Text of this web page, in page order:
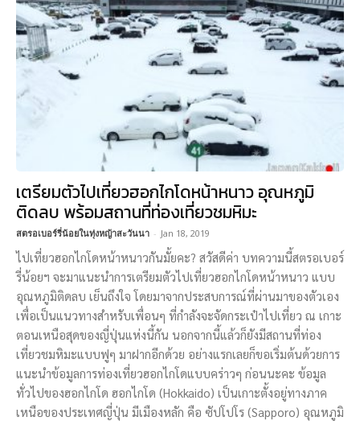
เตรียมตัวไปเที่ยวฮอกไกโดหน้าหนาว อุณหภูมิ
ติดลบ พร้อมสถานที่ท่องเที่ยวชมหิมะ
สตรอเบอร์รี่น้อยในทุ่งหญ้าสะวันนา - Jan 18, 2019
ไปเที่ยวฮอกไกโดหน้าหนาวกันมั้ยคะ? สวัสดีค่า บทความนี้สตรอเบอร์
รี่น้อยฯ จะมาแนะนำการเตรียมตัวไปเที่ยวฮอกไกโดหน้าหนาว แบบ
อุณหภูมิติดลบ เย็นถึงใจ โดยมาจากประสบการณ์ที่ผ่านมาของตัวเอง
เพื่อเป็นแนวทางสำหรับเพื่อนๆ ที่กำลังจะจัดกระเป๋าไปเที่ยว ณ เกาะ
ตอนเหนือสุดของญี่ปุ่นแห่งนี้กัน นอกจากนี้แล้วก็ยังมีสถานที่ท่อง
เที่ยวชมหิมะแบบฟูๆ มาฝากอีกด้วย อย่างแรกเลยก็ขอเริ่มต้นด้วยการ
แนะนำข้อมูลการท่องเที่ยวฮอกไกโดแบบคร่าวๆ ก่อนนะคะ ข้อมูล
ทั่วไปของฮอกไกโด ฮอกไกโด (Hokkaido) เป็นเกาะตั้งอยู่ทางภาค
เหนือของประเทศญี่ปุ่น มีเมืองหลัก คือ ซัปโปโร (Sapporo) อุณหภูมิ